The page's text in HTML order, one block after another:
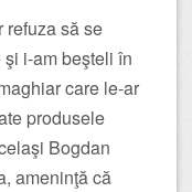
refuza să se
i-am beşteli în
care le-ar
produsele
Bogdan
ameninţă că